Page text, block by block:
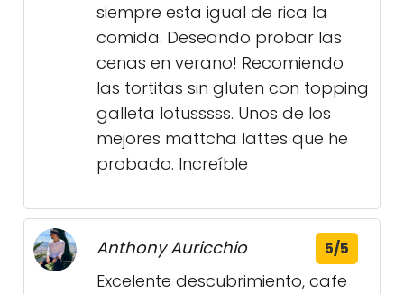
siempre esta igual de rica la
comida. Deseando probar las
cenas en verano! Recomiendo
las tortitas sin gluten con topping
galleta lotusssss. Unos de los
mejores mattcha lattes que he
probado. Increíble
Anthony Auricchio 5/5
Excelente descubrimiento, cafe